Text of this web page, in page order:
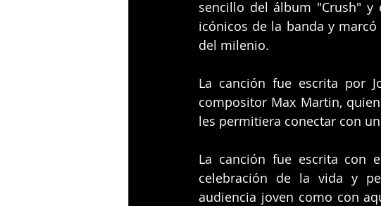
icónicos de la banda y marcó
del milenio.
La canción fue escrita por
compositor Max Martin,
les permitiera conectar con
La canción fue escrita con
celebración de la vida y
audiencia joven como con